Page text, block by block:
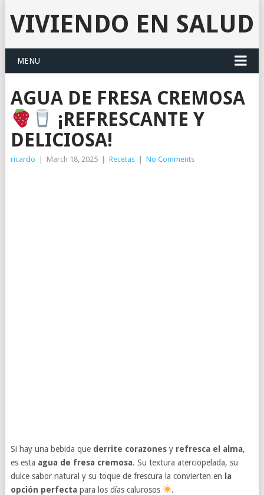
VIVIENDO EN SALUD
MENU
AGUA DE FRESA CREMOSA
¡REFRESCANTE Y
DELICIOSA!
ricardo March 18, 2025 Recetas No Comments
Si hay una bebida que derrite corazonesy refresca el alma,
es esta agua de fresa cremosa. Su textura aterciopelada, su
dulce sabor natural y su toque de frescura la convierten en
la
opción perfecta para los días calurosos .